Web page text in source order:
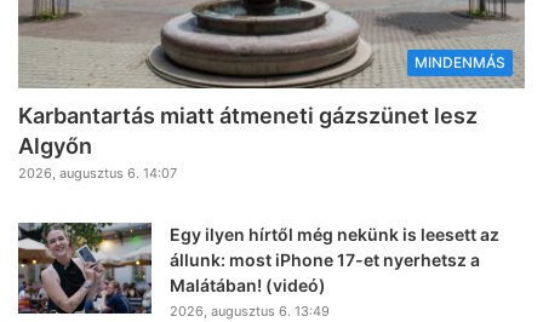
MINDENMÁS
Karbantartás miatt átmeneti gázszünet lesz
Algyőn
2026, augusztus 6. 14:07
Egy ilyen hírtől még nekünk is leesett az
állunk: most iPhone 17-et nyerhetsz a
Malátában! (videó)
2026, augusztus 6. 13:49